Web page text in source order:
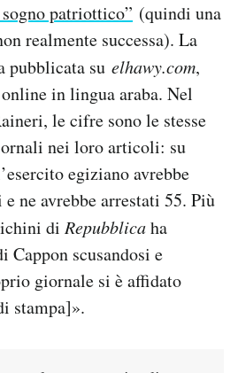
patriottico” (quindi una
realmente successa). La
pubblicata su elhawy.com,
in lingua araba. Nel
le cifre sono le stesse
nei loro articoli: su
egiziano avrebbe
ne avrebbe arrestati 55. Più
di Repubblicaha
Cappon scusandosi e
giornale si è affidato
stampa]».